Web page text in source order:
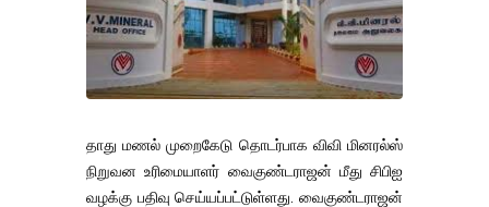
தாது மணல் முறைகேடு தொடர்பாக விவி மினரல்ஸ்
நிறுவன உரிமையாளர் வைகுண்டராஜன் மீது சிபிஐ
வழக்கு பதிவு செய்யப்பட்டுள்ளது. வைகுண்டராஜன்